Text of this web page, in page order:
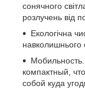
сонячного
розлучень від
Екологічна
навколишнього
компактный,
собой куда